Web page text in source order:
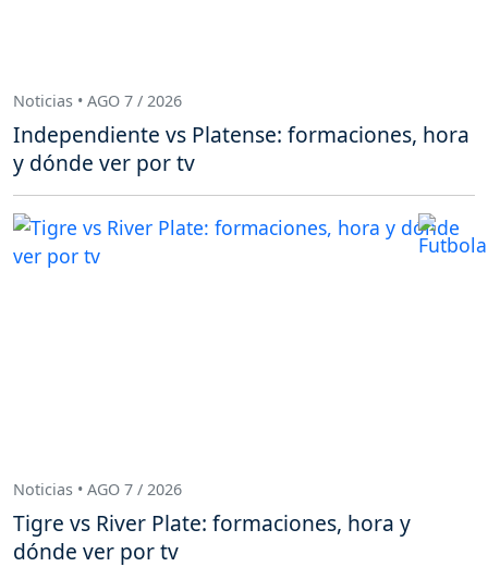
Noticias • AGO 7 / 2026
Independiente vs Platense: formaciones, hora
y dónde ver por tv
Noticias • AGO 7 / 2026
Tigre vs River Plate: formaciones, hora y
dónde ver por tv